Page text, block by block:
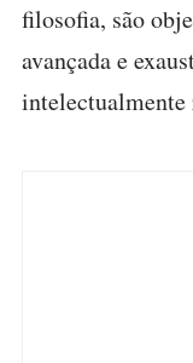
filosofia, são
avançada e
intelectualmente